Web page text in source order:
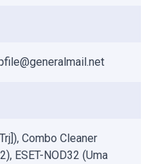
Combo Cleaner
ESET-NOD32 (Uma